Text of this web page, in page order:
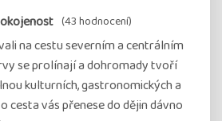
(43 hodnocení)
na cestu severním a centrálním
se prolínají a dohromady tvoří
kulturních, gastronomických a
cesta vás přenese do dějin dávno